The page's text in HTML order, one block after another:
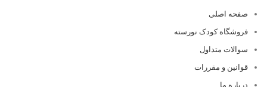
صفحه اصلی
فروشگاه کودک نورسته
سوالات متداول
قوانین و مقررات
درباره ما